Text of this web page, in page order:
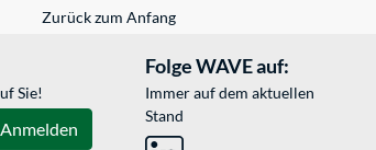
Zurück zum Anfang
Sie!
Anmelden
Folge WAVE auf:
Immer auf dem aktuellen
Stand